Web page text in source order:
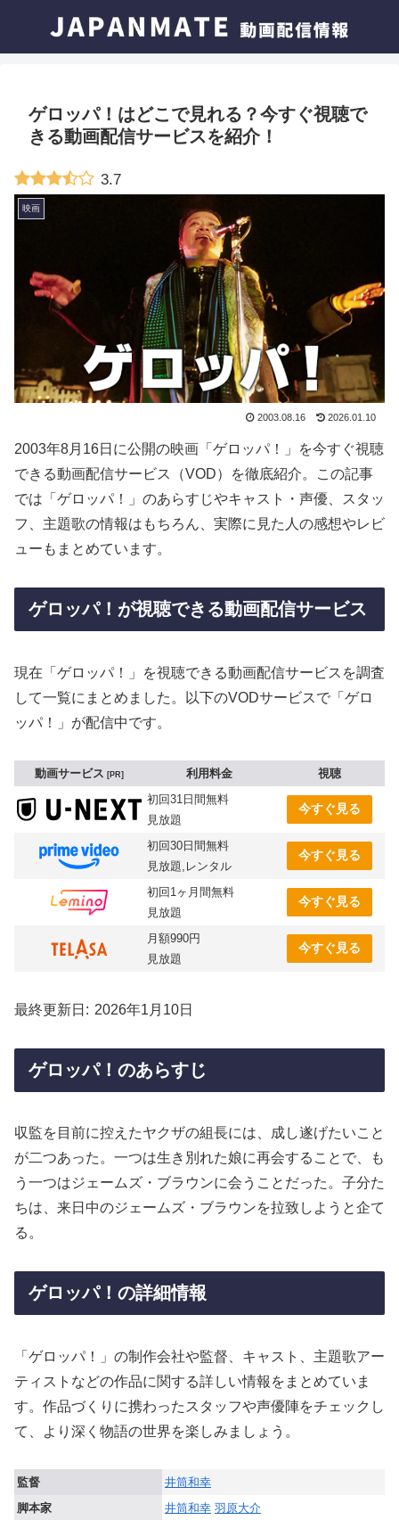
ゲロッパ！はどこで見れる？今すぐ視聴で
きる動画配信サービスを紹介！
3.7
映画
2003.08.16 2026.01.10
2003年8月16日に公開の映画「ゲロッパ！」を今すぐ視聴
できる動画配信サービス（VOD）を徹底紹介。この記事
では「ゲロッパ！」のあらすじやキャスト・声優、スタッ
フ、主題歌の情報はもちろん、実際に見た人の感想やレビ
ューもまとめています。
ゲロッパ！が視聴できる動画配信サービス
現在「ゲロッパ！」を視聴できる動画配信サービスを調査
して一覧にまとめました。以下のVODサービスで「ゲロ
ッパ！」が配信中です。
動画サービス PR 利用料金
視聴
初回31日間無料
見放題
今すぐ見る
初回30日間無料
見放題,レンタル
今すぐ見る
初回1ヶ月間無料
見放題
今すぐ見る
月額990円
見放題
今すぐ見る
最終更新日 2026年1月10日
ゲロッパ！のあらすじ
収監を目前に控えたヤクザの組長には、成し遂げたいこと
が二つあった。一つは生き別れた娘に再会することで、も
う一つはジェームズ・ブラウンに会うことだった。子分た
ちは、来日中のジェームズ・ブラウンを拉致しようと企て
る。
ゲロッパ！の詳細情報
「ゲロッパ！」の制作会社や監督、キャスト、主題歌アー
ティストなどの作品に関する詳しい情報をまとめていま
す。作品づくりに携わったスタッフや声優陣をチェックし
て、より深く物語の世界を楽しみましょう。
監督
井筒和幸
脚本家
井筒和幸 羽原大介